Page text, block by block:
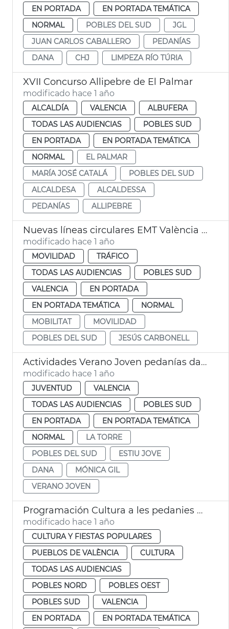
EN PORTADA
EN PORTADA TEMÁTICA
NORMAL
POBLES DEL SUD
JGL
JUAN CARLOS CABALLERO
PEDANÍAS
DANA
CHJ LIMPEZA RÍO TÚRIA
XVII Concurso Allipebre de El Palmar
modificado hace 1 año
ALCALDÍA VALENCIA
ALBUFERA
TODAS LAS AUDIENCIAS
POBLES SUD
EN PORTADA
EN PORTADA TEMÁTICA
NORMAL
EL PALMAR
MARÍA JOSÉ CATALÁ
POBLES DEL SUD
ALCALDESA
ALCALDESSA
PEDANÍAS
ALLIPEBRE
Nuevas líneas circulares EMT València Pobles del Sud
modificado hace 1 año
MOVILIDAD
TRÁFICO
TODAS LAS AUDIENCIAS
POBLES SUD
VALENCIA
EN PORTADA
EN PORTADA TEMÁTICA
NORMAL
MOBILITAT
MOVILIDAD
POBLES DEL SUD
JESÚS CARBONELL
Actividades Verano Joven pedanías dana 2025 València
modificado hace 1 año
JUVENTUD
VALENCIA
TODAS LAS AUDIENCIAS
POBLES SUD
EN PORTADA
EN PORTADA TEMÁTICA
NORMAL
LA TORRE
POBLES DEL SUD
ESTIU JOVE
DANA
MÓNICA GIL
VERANO JOVEN
Programación Cultura a les pedanies València
modificado hace 1 año
CULTURA Y FIESTAS POPULARES
PUEBLOS DE VALÈNCIA
CULTURA
TODAS LAS AUDIENCIAS
POBLES NORD
POBLES OEST
POBLES SUD
VALENCIA
EN PORTADA
EN PORTADA TEMÁTICA